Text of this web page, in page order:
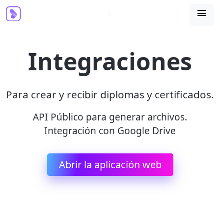

Integraciones
Para crear y recibir diplomas y certificados.
API Público para generar archivos.
Integración con Google Drive
Abrir la aplicación web